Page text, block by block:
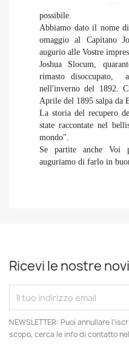
possibile.
Abbiamo dato il nome
omaggio al Capitano
augurio alle Vostre
Joshua Slocum,
rimasto disoccupato,
nell'inverno del 1892.
Aprile del 1895 salpa da
La storia del recupero
state raccontate nel
mondo".
Se partite anche
auguriamo di farlo in
Ricevi le nostre
NEWSLETTER: Puoi annullare
scopo, cerca le info di contatto